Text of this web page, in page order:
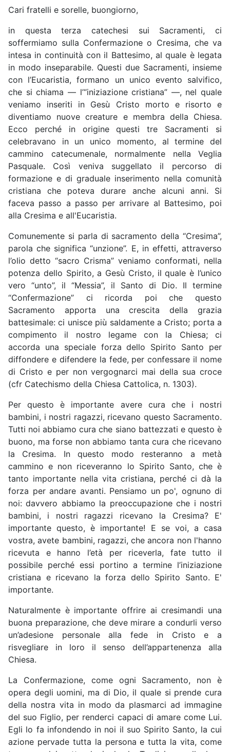
Cari fratelli e sorelle, buongiorno,
in questa terza catechesi sui Sacramenti, ci
soffermiamo sulla Confermazione o Cresima, che va
intesa in continuità con il Battesimo, al quale è legata
in modo inseparabile. Questi due Sacramenti, insieme
con l’Eucaristia, formano un unico evento salvifico,
che si chiama — l’“iniziazione cristiana” —, nel quale
veniamo inseriti in Gesù Cristo morto e risorto e
diventiamo nuove creature e membra della Chiesa.
Ecco perché in origine questi tre Sacramenti si
celebravano in un unico momento, al termine del
cammino catecumenale, normalmente nella Veglia
Pasquale. Così veniva suggellato il percorso di
formazione e di graduale inserimento nella comunità
cristiana che poteva durare anche alcuni anni. Si
faceva passo a passo per arrivare al Battesimo, poi
alla Cresima e all'Eucaristia.
Comunemente si parla di sacramento della “Cresima”,
parola che significa “unzione”. E, in effetti, attraverso
l’olio detto “sacro Crisma” veniamo conformati, nella
potenza dello Spirito, a Gesù Cristo, il quale è l’unico
vero “unto”, il “Messia”, il Santo di Dio. Il termine
“Confermazione” ci ricorda poi che questo
Sacramento apporta una crescita della grazia
battesimale: ci unisce più saldamente a Cristo; porta a
compimento il nostro legame con la Chiesa; ci
accorda una speciale forza dello Spirito Santo per
diffondere e difendere la fede, per confessare il nome
di Cristo e per non vergognarci mai della sua croce
(cfr Catechismo della Chiesa Cattolica, n. 1303).
Per questo è importante avere cura che i nostri
bambini, i nostri ragazzi, ricevano questo Sacramento.
Tutti noi abbiamo cura che siano battezzati e questo è
buono, ma forse non abbiamo tanta cura che ricevano
la Cresima. In questo modo resteranno a metà
cammino e non riceveranno lo Spirito Santo, che è
tanto importante nella vita cristiana, perché ci dà la
forza per andare avanti. Pensiamo un po', ognuno di
noi: davvero abbiamo la preoccupazione che i nostri
bambini, i nostri ragazzi ricevano la Cresima? E'
importante questo, è importante! E se voi, a casa
vostra, avete bambini, ragazzi, che ancora non l'hanno
ricevuta e hanno l’età per riceverla, fate tutto il
possibile perché essi portino a termine l’iniziazione
cristiana e ricevano la forza dello Spirito Santo. E'
importante.
Naturalmente è importante offrire ai cresimandi una
buona preparazione, che deve mirare a condurli verso
un’adesione personale alla fede in Cristo e a
risvegliare in loro il senso dell’appartenenza alla
Chiesa.
La Confermazione, come ogni Sacramento, non è
opera degli uomini, ma di Dio, il quale si prende cura
della nostra vita in modo da plasmarci ad immagine
del suo Figlio, per renderci capaci di amare come Lui.
Egli lo fa infondendo in noi il suo Spirito Santo, la cui
azione pervade tutta la persona e tutta la vita, come